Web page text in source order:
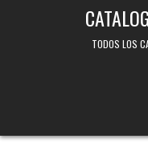
TODOS LOS